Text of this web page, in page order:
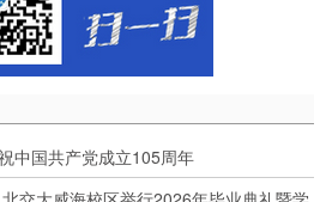
中国共产党成立105周年